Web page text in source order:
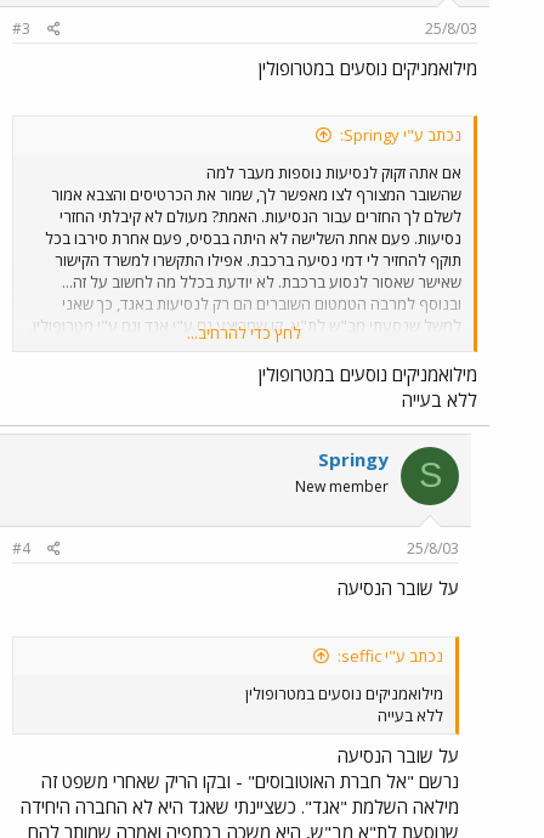
25/8/03
#3
מילואמניקים נוסעים במטרופולין
נכתב ע"י Springy:
אם אתה זקוק לנסיעות נוספות מעבר למה
שהשובר המצורף לצו מאפשר לך, שמור את הכרטיסים והצבא אמור
לשלם לך החזרים עבור הנסיעות. האמת? מעולם לא קיבלתי החזרי
נסיעות. פעם אחת השלישה לא היתה בבסיס, פעם אחרת סירבו בכל
תוקף להחזיר לי דמי נסיעה ברכבת. אפילו התקשרו למשרד הקישור
שאישר שאסור לנסוע ברכבת. לא יודעת בכלל מה לחשוב על זה...
ובנוסף למרבה הטמטום השוברים הם רק לנסיעות באגד, כך שאני
למשל שנסעתי מב"ש לת"א, קו שמבוצע גם ע"י אגד וגם ע"י מטרופולין,
שילמתי על הנסיעה מכיסי כדי לא להמתין כשעתיים עד שייצא סוף סוף
אוטובוס של אגד. בושה.
לחץ כדי להרחיב...
מילואמניקים נוסעים במטרופולין
ללא בעייה
S
Springy
New member
25/8/03
#4
על שובר הנסיעה
נכתב ע"י seffic:
מילואמניקים נוסעים במטרופולין
ללא בעייה
על שובר הנסיעה
נרשם "אל חברת האוטובוסים" - ובקו הריק שאחרי משפט זה
מילאה השלמת "אגד". כשציינתי שאגד היא לא החברה היחידה
שנוסעת לת"א מב"ש, היא משכה בכתפיה ואמרה שמותר להם